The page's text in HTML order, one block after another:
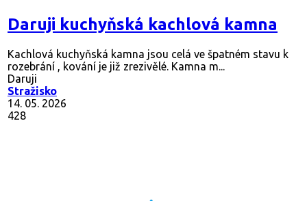
Daruji kuchyňská kachlová kamna
Kachlová kuchyňská kamna jsou celá ve špatném stavu k
rozebrání , kování je již zrezivělé. Kamna m...
Daruji
Stražisko
14. 05. 2026
428